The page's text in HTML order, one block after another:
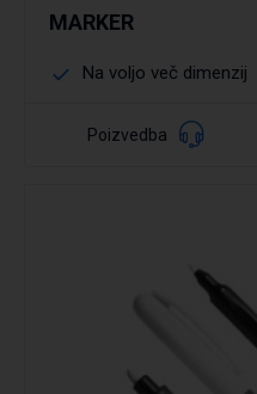
MARKER
Na voljo več dimenzij
Poizvedba